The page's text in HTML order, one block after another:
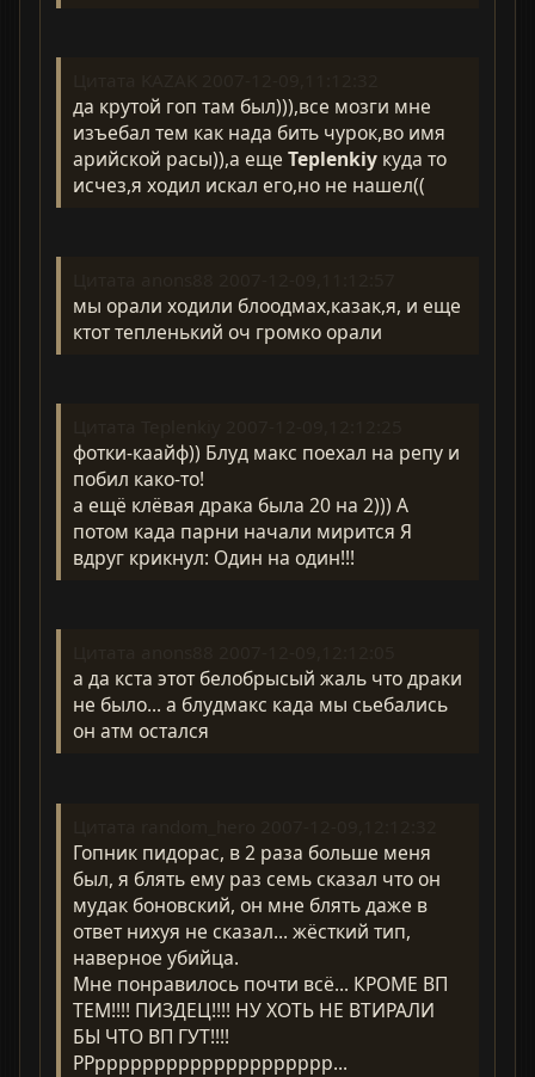
да крутой гоп там был))),все мозги мне
изъебал тем как нада бить чурок,во имя
арийской расы)),а ещеTeplenkiy куда то
исчез,я ходил искал его,но не нашел((
мы орали ходили блоодмах,казак,я, и еще
ктот тепленький оч громко орали
фотки-каайф)) Блуд макс поехал на репу и
побил како-то!
а ещё клёвая драка была 20 на 2))) А
потом када парни начали мирится Я
вдруг крикнул: Один на один!!!
а да кста этот белобрысый жаль что драки
не было... а блудмакс када мы сьебались
он атм остался
Гопник пидорас, в 2 раза больше меня
был, я блять ему раз семь сказал что он
мудак боновский, он мне блять даже в
ответ нихуя не сказал... жёсткий тип,
наверное убийца.
Мне понравилось почти всё... КРОМЕ ВП
ТЕМ!!!! ПИЗДЕЦ!!!! НУ ХОТЬ НЕ ВТИРАЛИ
БЫ ЧТО ВП ГУТ!!!!
РРрррррррррррррррррррр...